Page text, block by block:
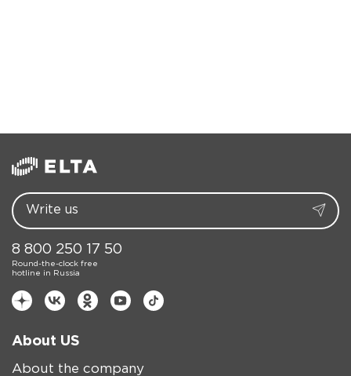
8 800 250 17 50
Round-the-clock free
hotline in Russia
About US
About the company